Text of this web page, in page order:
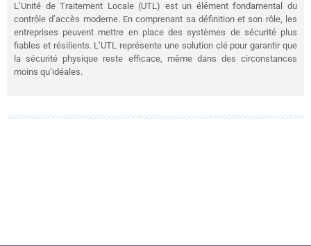
L’Unité de Traitement Locale (UTL) est un élément fondamental du
contrôle d’accès moderne. En comprenant sa définition et son rôle, les
entreprises peuvent mettre en place des systèmes de sécurité plus
fiables et résilients. L’UTL représente une solution clé pour garantir que
la sécurité physique reste efficace, même dans des circonstances
moins qu’idéales.